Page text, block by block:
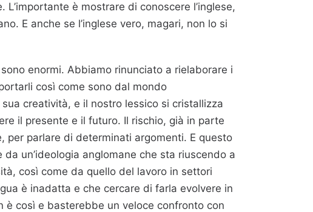
è mostrare di conoscere l’inglese,
E anche se l’inglese vero, magari, non lo si
enormi. Abbiamo rinunciato a rielaborare i
così come sono dal mondo
creatività, e il nostro lessico si cristallizza
il presente e il futuro. Il rischio, già in parte
per parlare di determinati argomenti. E questo
un’ideologia anglomane che sta riuscendo a
così come da quello del lavoro in settori
è inadatta e che cercare di farla evolvere in
così e basterebbe un veloce confronto con